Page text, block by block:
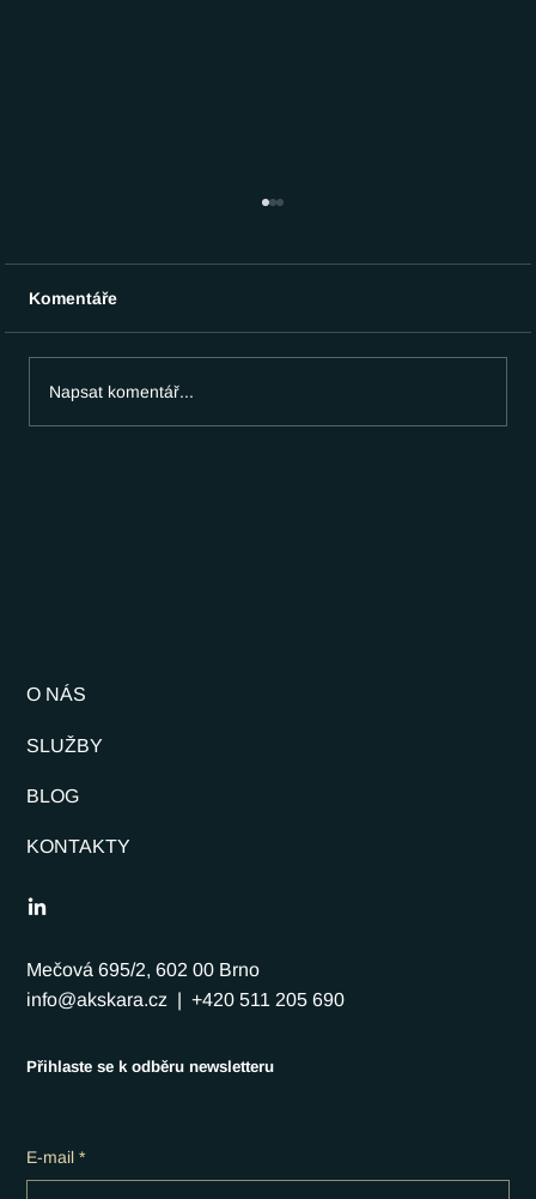
Komentáře
Napsat komentář...
O NÁS
SLUŽBY
BLOG
KONTAKTY
Mečová 695/2, 602 00 Brno
info@akskara.cz | +420 511 205 690
Přihlaste se k odběru newsletteru
E-mail *